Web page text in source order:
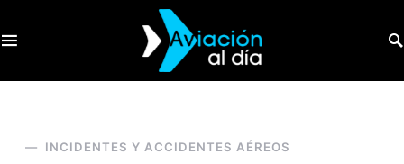
INCIDENTES Y ACCIDENTES AÉREOS